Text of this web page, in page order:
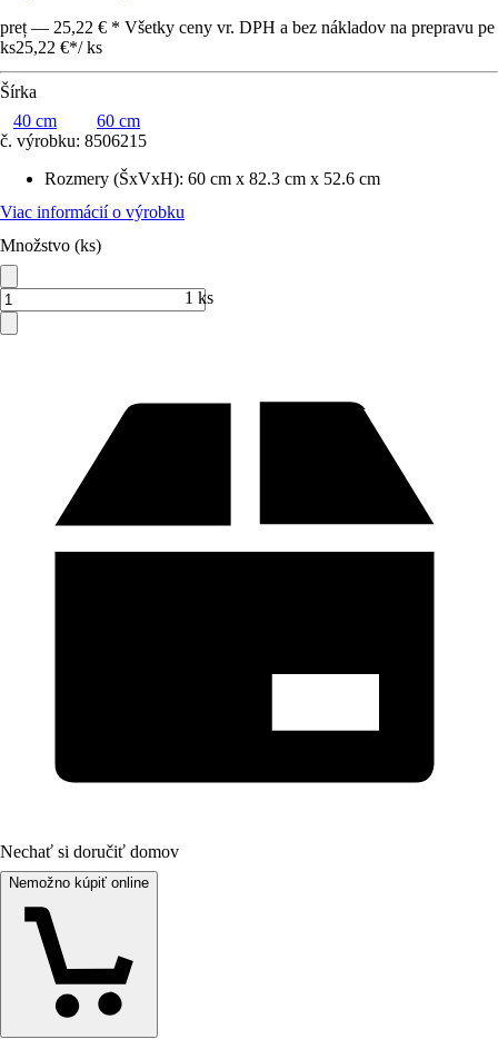
preț — 25,22 € * Všetky ceny vr. DPH a bez nákladov na prepravu pe
ks25,22 €*/ ks
Šírka
40 cm
60 cm
č. výrobku: 8506215
Rozmery (ŠxVxH): 60 cm x 82.3 cm x 52.6 cm
Viac informácií o výrobku
Množstvo (ks)
1 ks
Nechať si doručiť domov
Nemožno kúpiť online